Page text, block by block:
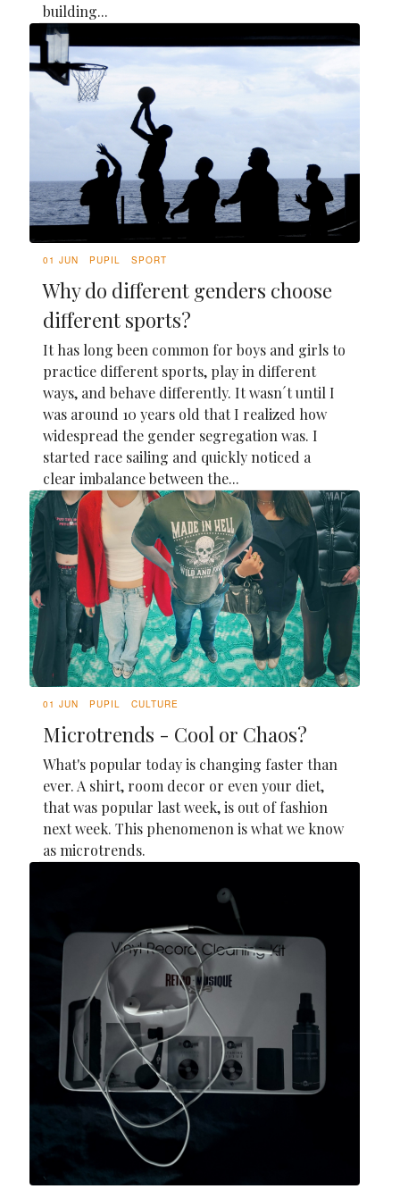
building...
01 JUN PUPIL SPORT
Why do different genders choose
different sports?
It has long been common for boys and girls to
practice different sports, play in different
ways, and behave differently. It wasn´t until I
was around 10 years old that I realized how
widespread the gender segregation was. I
started race sailing and quickly noticed a
clear imbalance between the...
01 JUN PUPIL CULTURE
Microtrends - Cool or Chaos?
What's popular today is changing faster than
ever. A shirt, room decor or even your diet,
that was popular last week, is out of fashion
next week. This phenomenon is what we know
as microtrends.